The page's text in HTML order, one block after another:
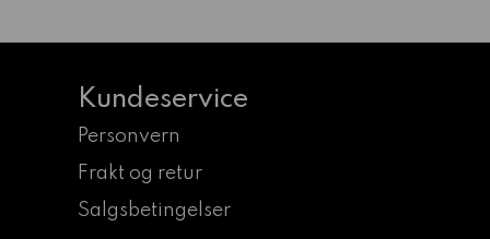
Kundeservice
Personvern
Frakt og retur
Salgsbetingelser